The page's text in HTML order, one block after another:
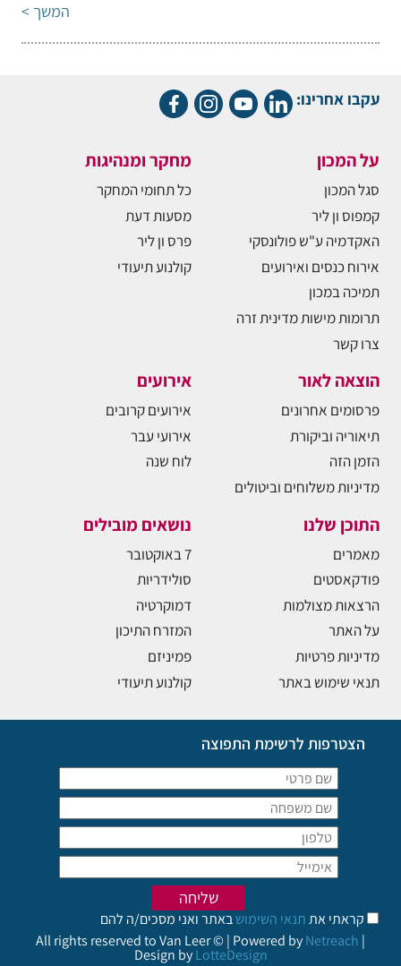
המשך >
עקבו אחרינו:
על המכון
סגל המכון
קמפוס ון ליר
האקדמיה ע"ש פולונסקי
אירוח כנסים ואירועים
תמיכה במכון
תרומות מישות מדינית זרה
צרו קשר
מחקר ומנהיגות
כל תחומי המחקר
מסעות דעת
פרס ון ליר
קולנוע תיעודי
הוצאה לאור
פרסומים אחרונים
תיאוריה וביקורת
הזמן הזה
מדיניות משלוחים וביטולים
אירועים
אירועים קרובים
אירועי עבר
לוח שנה
התוכן שלנו
מאמרים
פודקאסטים
הרצאות מצולמות
על האתר
מדיניות פרטיות
תנאי שימוש באתר
נושאים מובילים
7 באוקטובר
סולידריות
דמוקרטיה
המזרח התיכון
פמיניזם
קולנוע תיעודי
הצטרפות לרשימת התפוצה
קראתי אתתנאי השימושבאתר ואני מסכים/ה להם
All rights reserved to Van Leer © | Powered byNetreach |
Design byLotteDesign